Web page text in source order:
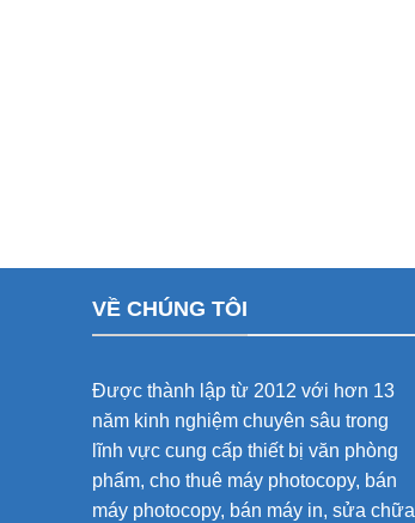
VỀ CHÚNG TÔI
Được thành lập từ 2012 với hơn 13
năm kinh nghiệm chuyên sâu trong
lĩnh vực cung cấp thiết bị văn phòng
phẩm, cho thuê máy photocopy, bán
máy photocopy, bán máy in, sửa chữa